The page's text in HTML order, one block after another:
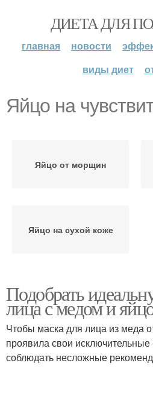
ДИЕТА ДЛЯ
главная новости
виды диет
Яйцо на
Яйцо от морщин
Яйцо на сухой коже
Подобрать
лица с медом и
Чтобы маска для лица из меда
проявила свои
соблюдать несложные